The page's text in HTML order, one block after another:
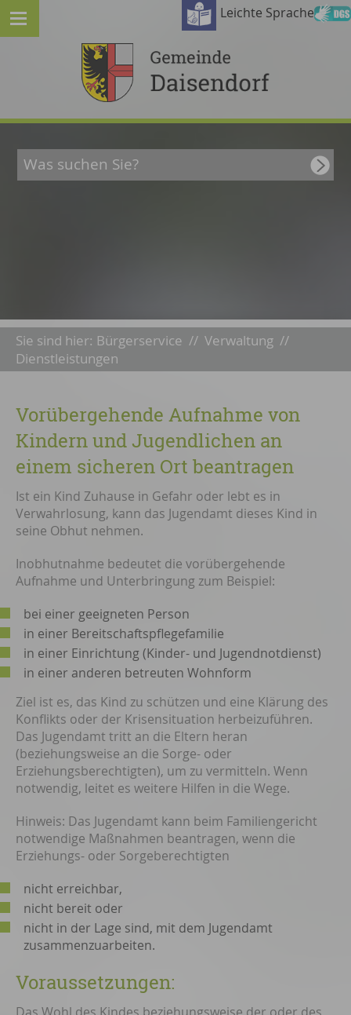
Leichte Sprache
Sie sind hier: Bürgerservice // Verwaltung //
Dienstleistungen
Vorübergehende Aufnahme von
Kindern und Jugendlichen an
einem sicheren Ort beantragen
Ist ein Kind Zuhause in Gefahr oder lebt es in
Verwahrlosung, kann das Jugendamt dieses Kind in
seine Obhut nehmen.
Inobhutnahme bedeutet die vorübergehende
Aufnahme und Unterbringung zum Beispiel:
bei einer geeigneten Person
in einer Bereitschaftspflegefamilie
in einer Einrichtung (Kinder- und Jugendnotdienst)
in einer anderen betreuten Wohnform
Ziel ist es, das Kind zu schützen und eine Klärung des
Konflikts oder der Krisensituation herbeizuführen.
Das Jugendamt tritt an die Eltern heran
(beziehungsweise an die Sorge- oder
Erziehungsberechtigten), um zu vermitteln. Wenn
notwendig, leitet es weitere Hilfen in die Wege.
Hinweis: Das Jugendamt kann beim Familiengericht
notwendige Maßnahmen beantragen, wenn die
Erziehungs- oder Sorgeberechtigten
nicht erreichbar,
nicht bereit oder
nicht in der Lage sind, mit dem Jugendamt
zusammenzuarbeiten.
Voraussetzungen: